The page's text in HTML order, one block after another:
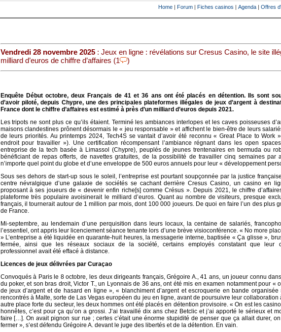
Home | Forum | Fiches casinos | Agenda | Offres
Vendredi 28 novembre 2025: Jeux en ligne : révélations sur Cresus Casino, le site
milliard d’euros de chiffre d’affaires (1
)
Enquête Début octobre, deux Français de 41 et 36 ans ont été placés en détention. Ils sont
d’avoir piloté, depuis Chypre, une des principales plateformes illégales de jeux d’argent à
France dont le chiffre d’affaires est estimé à près d’un milliard d’euros depuis 2021.
Les tripots ne sont plus ce qu’ils étaient. Terminé les ambiances interlopes et les caves poisseuses
maisons clandestines prônent désormais le « jeu responsable » et affichent le bien-être de leurs
de leurs priorités. Au printemps 2024, Tech4S se vantait d’avoir été reconnu « Great Place to Work
endroit pour travailler »). Une certification récompensant l’ambiance régnant dans les open
entreprise de la tech basée à Limassol (Chypre), peuplés de jeunes trentenaires en bermuda ou
bénéficiant de repas offerts, de navettes gratuites, de la possibilité de travailler cinq semaines par
n’importe quel point du globe et d’une enveloppe de 500 euros annuels pour leur « développement
Sous ses dehors de start-up sous le soleil, l’entreprise est pourtant soupçonnée par la justice
centre névralgique d’une galaxie de sociétés se cachant derrière Cresus Casino, un casino en
proposant à ses joueurs de « devenir enfin riche[s] comme Crésus ». Depuis 2021, le chiffre
plateforme très populaire avoisinerait le milliard d’euros. Quant au nombre de visiteurs, presque
français, il tournerait autour de 1 million par mois, dont 100 000 joueurs. De quoi en faire l’un des plus
de France.
Mi-septembre, au lendemain d’une perquisition dans leurs locaux, la centaine de salariés,
l’essentiel, ont appris leur licenciement séance tenante lors d’une brève visioconférence. « No more
» L’entreprise a été liquidée en quarante-huit heures, la messagerie interne, baptisée « Ça glisse »,
fermée, ainsi que les réseaux sociaux de la société, certains employés constatant que leur
professionnel avait été effacé à distance.
Licences de jeux délivrées par Curaçao
Convoqués à Paris le 8 octobre, les deux dirigeants français, Grégoire A., 41 ans, un joueur connu
du poker, et son bras droit, Victor T., un Lyonnais de 36 ans, ont été mis en examen notamment pour «
de jeux d’argent et de hasard en ligne », « blanchiment d’argent et escroquerie en bande organisée
rencontrés à Malte, sorte de Las Vegas européen du jeu en ligne, avant de poursuivre leur collaboration
autre place forte du secteur, les deux hommes ont été placés en détention provisoire. « On est les
honnêtes, c’est pour ça qu’on a grossi. J’ai travaillé dix ans chez Betclic et j’ai apporté le sérieux et
faire […]. On avait pignon sur rue ; certes c’était une énorme stupidité de penser que ça allait durer,
fermer », s’est défendu Grégoire A. devant le juge des libertés et de la détention. En vain.